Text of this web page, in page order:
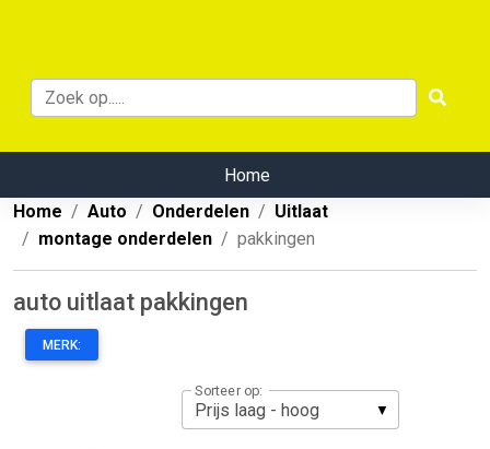
Home
Home
Auto Onderdelen
Uitlaat
montage onderdelen
pakkingen
auto uitlaat pakkingen
MERK:
Sorteer op: